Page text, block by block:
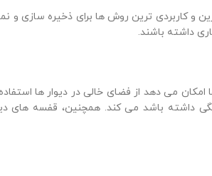
و کاربردی ترین روش ها برای ذخیره
داشته باشند.
می دهد از فضای خالی در دیوار ها
داشته باشد می کند. همچنین، قفسه های